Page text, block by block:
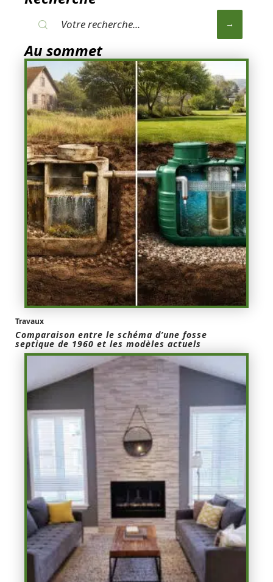
Au sommet
Travaux
Comparaison entre le schéma d’une fosse
septique de 1960 et les modèles actuels